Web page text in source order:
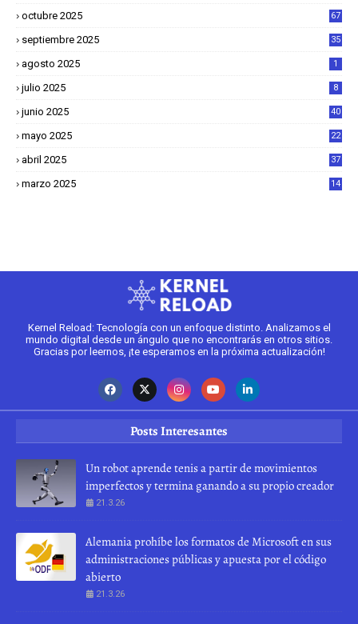
octubre 2025 67
septiembre 2025 35
agosto 2025 1
julio 2025 8
junio 2025 40
mayo 2025
22
abril 2025
37
marzo 2025
14
Kernel Reload: Tecnología con un enfoque distinto. Analizamos el
mundo digital desde un ángulo que no encontrarás en otros sitios.
Gracias por leernos, ¡te esperamos en la próxima actualización!
Posts Interesantes
Un robot aprende tenis a partir de movimientos
imperfectos y termina ganando a su propio creador
21.3.26
Alemania prohíbe los formatos de Microsoft en sus
administraciones públicas y apuesta por el código
abierto
21.3.26